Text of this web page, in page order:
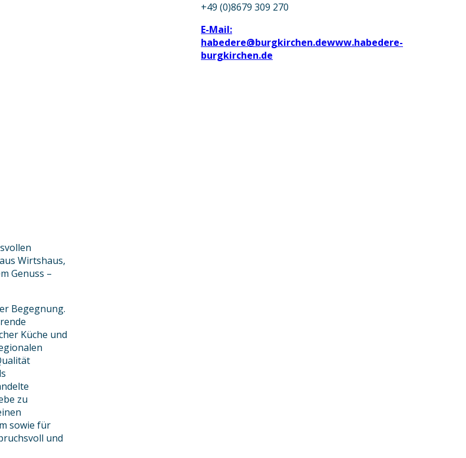
Wirtshaus,
Genuss –
Begegnung.
Küche und
zu
sowie für
und
+49 (0)8679 309 270
E-Mail:
habedere@burgkirchen.dewww.habedere-
burgkirchen.de